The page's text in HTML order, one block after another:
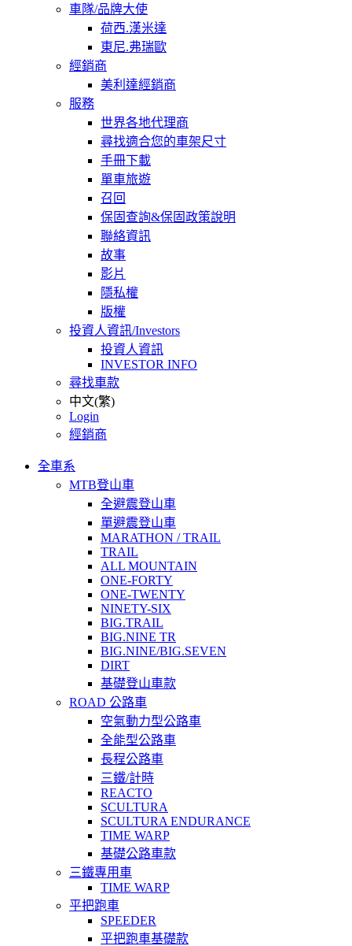
車隊/品牌大使
荷西.漢米達
東尼.弗瑞歐
經銷商
美利達經銷商
服務
世界各地代理商
尋找適合您的車架尺寸
手冊下載
單車旅遊
召回
保固查詢&保固政策說明
聯絡資訊
故事
影片
隱私權
版權
投資人資訊/Investors
投資人資訊
INVESTOR INFO
尋找車款
中文(繁)
Login
經銷商
全車系
MTB登山車
全避震登山車
單避震登山車
MARATHON / TRAIL
TRAIL
ALL MOUNTAIN
ONE-FORTY
ONE-TWENTY
NINETY-SIX
BIG.TRAIL
BIG.NINE TR
BIG.NINE/BIG.SEVEN
DIRT
基礎登山車款
ROAD 公路車
空氣動力型公路車
全能型公路車
長程公路車
三鐵/計時
REACTO
SCULTURA
SCULTURA ENDURANCE
TIME WARP
基礎公路車款
三鐵專用車
TIME WARP
平把跑車
SPEEDER
平把跑車基礎款